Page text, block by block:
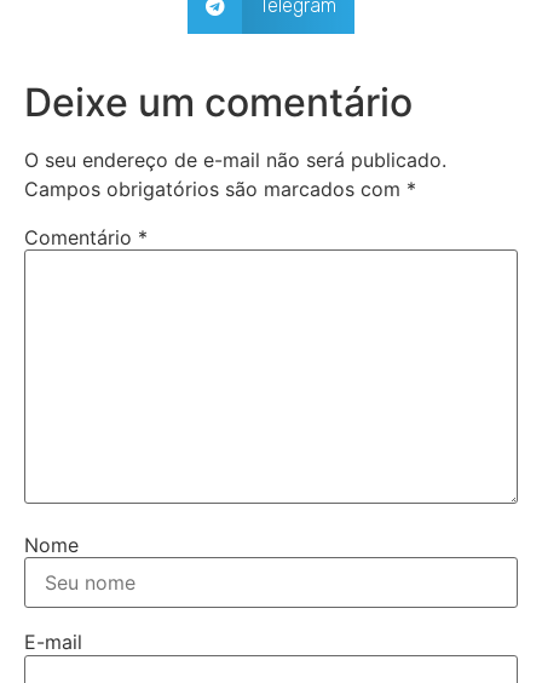
Telegram
Deixe um comentário
O seu endereço de e-mail não será publicado.
Campos obrigatórios são marcados com *
Comentário *
Nome
E-mail